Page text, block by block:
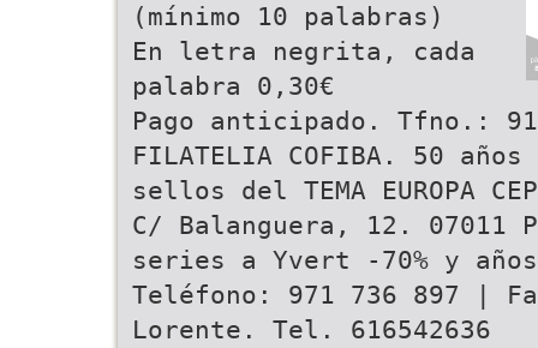
(mínimo 10 palabras)
En letra negrita, cada
palabra 0,30€
Pago anticipado. Tfno.:
FILATELIA COFIBA. 50
sellos del TEMA EUROPA
C/ Balanguera, 12. 07011
series a Yvert -70% y
Teléfono: 971 736 897 |
Lorente. Tel. 616542636